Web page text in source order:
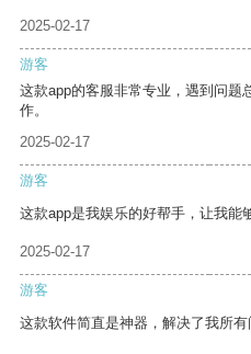
2025-02-17
游客
这款app的客服非常专业，遇到问题
作。
2025-02-17
游客
这款app是我娱乐的好帮手，让我能
2025-02-17
游客
这款软件简直是神器，解决了我所有